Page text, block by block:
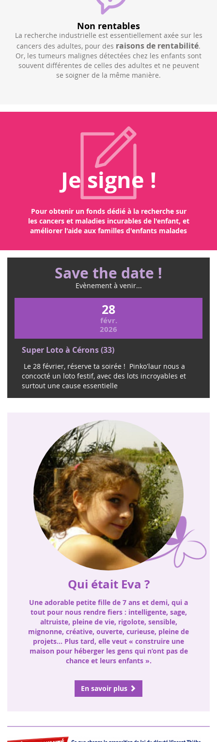
Non rentables
La recherche industrielle est essentiellement axée sur les
cancers des adultes, pour des raisons de rentabilité.
Or, les tumeurs malignes détectées chez les enfants sont
souvent différentes de celles des adultes et ne peuvent
se soigner de la même manière.
Je signe !
Pour obtenir un fonds dédié à la recherche sur
les cancers et maladies incurables de l'enfant, et
améliorer l'aide aux familles d'enfants malades
Save the date !
Evènement à venir...
28
févr.
2026
Super Loto à Cérons (33)
Le 28 février, réserve ta soirée ! Pinko'laur nous a
concocté un loto festif, avec des lots incroyables et
surtout une cause essentielle
Qui était Eva ?
Une adorable petite fille de 7 ans et demi, qui a
tout pour nous rendre fiers : intelligente, sage,
altruiste, pleine de vie, rigolote, sensible,
mignonne, créative, ouverte, curieuse, pleine de
projets… Plus tard, elle veut « construire une
maison pour héberger les gens qui n’ont pas de
chance et leurs enfants ».
En savoir plus